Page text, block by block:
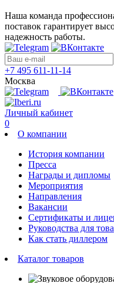
Наша команда
поставок гарантирует
надежность работы.
+7 495 611-11-14
Москва
Личный кабинет
0
О компании
История компании
Пресса
Награды и дипломы
Мероприятия
Направления
Вакансии
Сертификаты и
Руководства для
Как стать диллером
Каталог товаров